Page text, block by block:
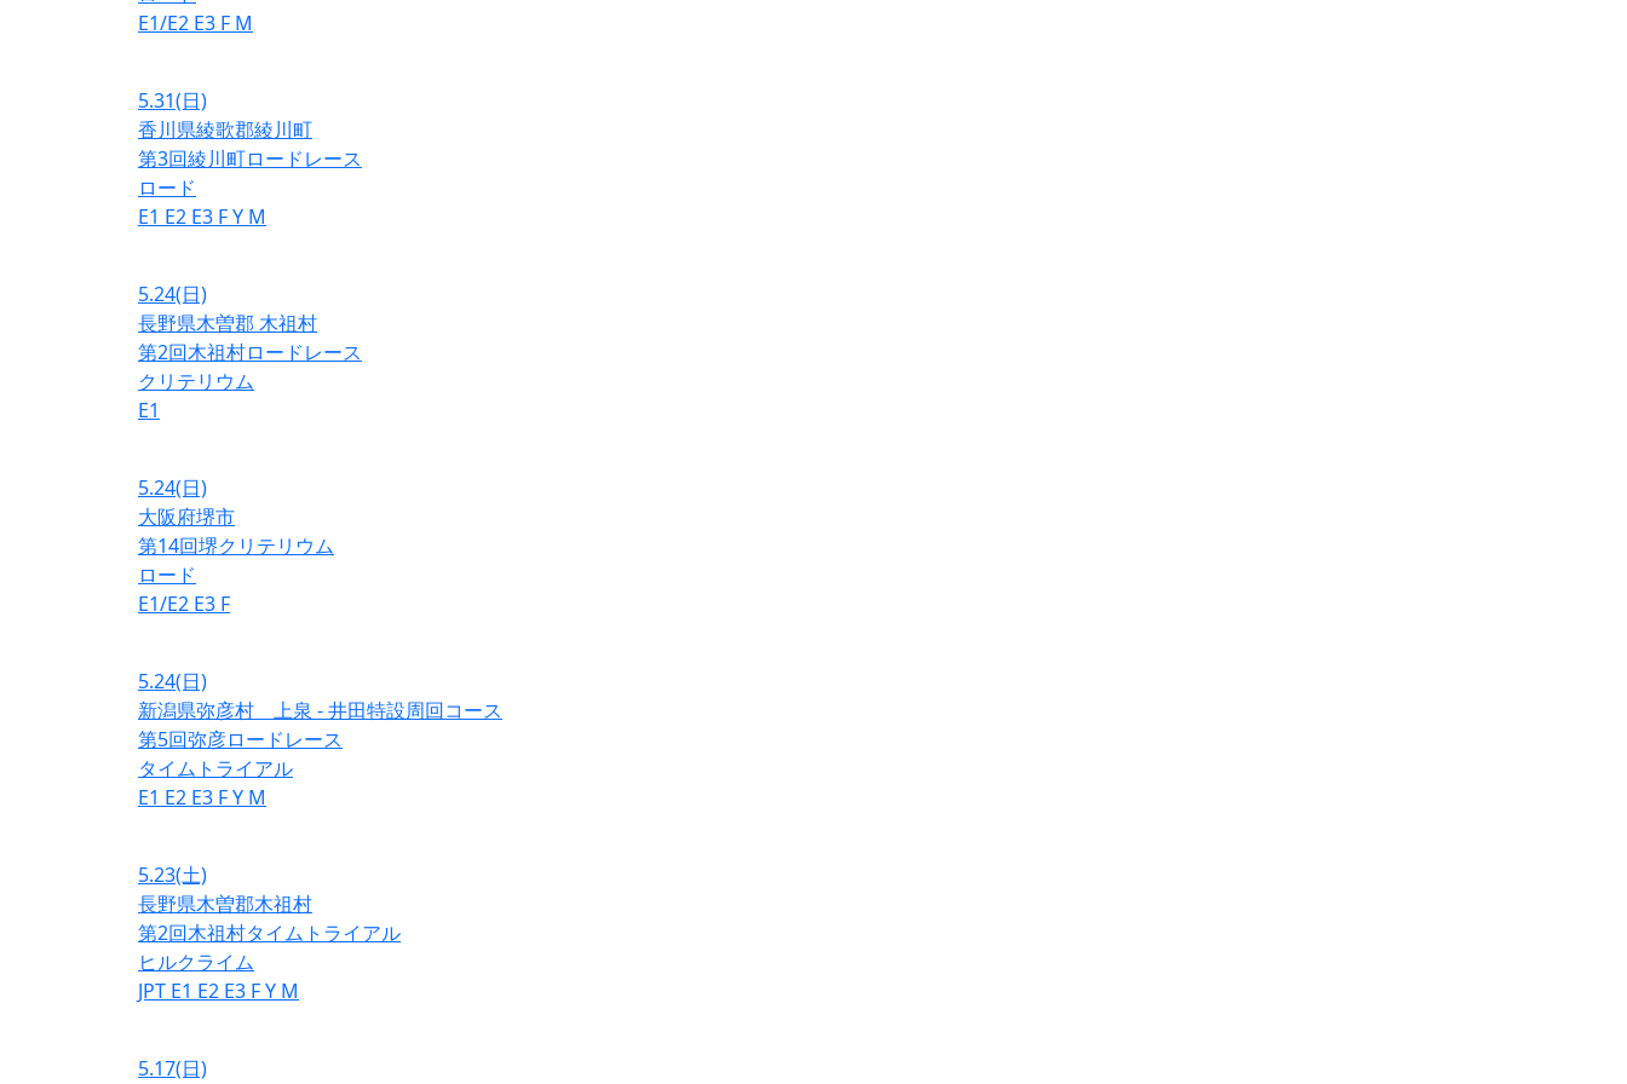
E1/E2 E3 F M
5.31(日)
香川県綾歌郡綾川町
第3回綾川町ロードレース
ロード
E1 E2 E3 FY M
5.24(日)
長野県木曽郡 木祖村
第2回木祖村ロードレース
クリテリウム
E1
5.24(日)
大阪府堺市
第14回堺クリテリウム
ロード
E1/E2 E3 F
5.24(日)
新潟県弥彦村 上泉 - 井田特設周回コース
第5回弥彦ロードレース
タイムトライアル
E1 E2 E3 FY M
5.23(土)
長野県木曽郡木祖村
第2回木祖村タイムトライアル
ヒルクライム
JPT E1 E2 E3 FY M
5.17(日)